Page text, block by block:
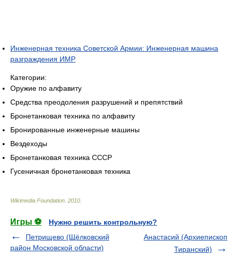
Инженерная техника Советской Армии: Инженерная машина
разграждения ИМР
Категории:
Оружие по алфавиту
Средства преодоления разрушений и препятствий
Бронетанковая техника по алфавиту
Бронированные инженерные машины
Вездеходы
Бронетанковая техника СССР
Гусеничная бронетанковая техника
Wikimedia Foundation 2010
Игры ⚽
Нужно решить контрольную?
Петрищево (Щёлковский
район Московской области)
Анастасий (Архиепископ
Тиранский)